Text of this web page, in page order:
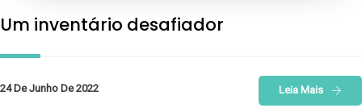
Um inventário desafiador
24 De Junho De 2022 Leia Mais